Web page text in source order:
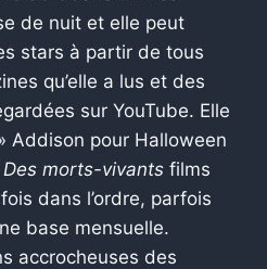
de nuit et elle peut
stars à partir de tous
qu’elle a lus et des
sur YouTube. Elle
Addison pour Halloween
Des morts-vivants films
dans l’ordre, parfois
base mensuelle.
accrocheuses des